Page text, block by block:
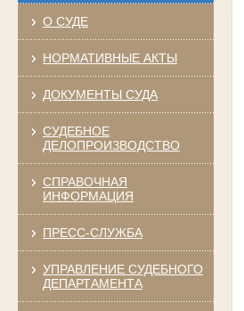
О СУДЕ
НОРМАТИВНЫЕ АКТЫ
ДОКУМЕНТЫ СУДА
СУДЕБНОЕ
ДЕЛОПРОИЗВОДСТВО
СПРАВОЧНАЯ
ИНФОРМАЦИЯ
ПРЕСС-СЛУЖБА
УПРАВЛЕНИЕ СУДЕБНОГО
ДЕПАРТАМЕНТА